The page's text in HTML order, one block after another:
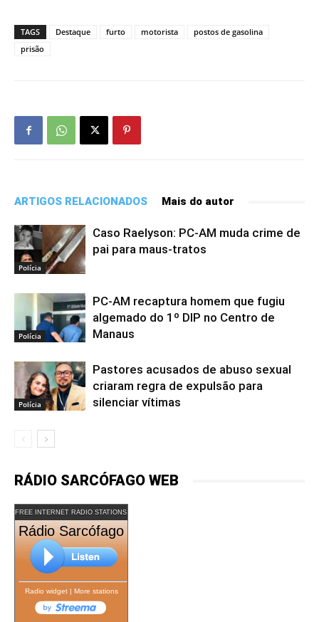
TAGS Destaque furto motorista
postos de gasolina
prisão
ARTIGOS RELACIONADOS Mais do autor
Polícia
Caso Raelyson: PC-AM muda crime de
pai para maus-tratos
Polícia
PC-AM recaptura homem que fugiu
algemado do 1º DIP no Centro de
Manaus
Polícia
Pastores acusados de abuso sexual
criaram regra de expulsão para
silenciar vítimas
RÁDIO SARCÓFAGO WEB
FREE INTERNET RADIO STATIONS
Rádio Sarcófago
Radio widget| More stations